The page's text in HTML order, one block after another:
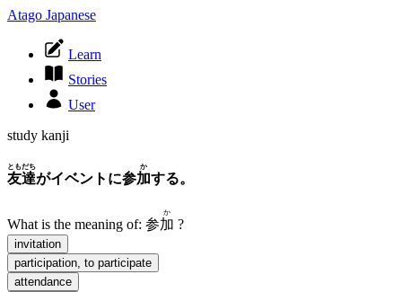
Atago Japanese
Learn
Stories
User
study kanji
友達
ともだち
がイベントに参加
か
する。
What is the meaning of: 参加
か
?
invitation
participation, to participate
attendance